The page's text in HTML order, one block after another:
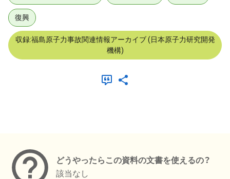
復興
収録:福島原子力事故関連情報アーカイブ (日本原子力研究開発
機構)
どうやったらこの資料の文書を使えるの？
該当なし